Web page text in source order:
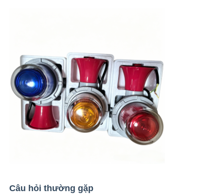
Câu hỏi thường gặp